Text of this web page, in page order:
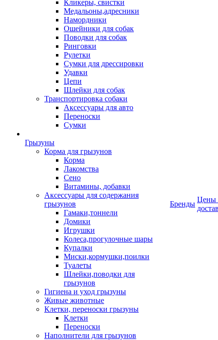
Кликеры, свистки
Медальоны,адресники
Намордники
Ошейники для собак
Поводки для собак
Ринговки
Рулетки
Сумки для дрессировки
Удавки
Цепи
Шлейки для собак
Транспортировка собаки
Аксессуары для авто
Переноски
Сумки
Грызуны
Корма для грызунов
Корма
Лакомства
Сено
Витамины, добавки
Аксессуары для содержания
грызунов
Гамаки,тоннели
Домики
Игрушки
Колеса,прогулочные шары
Купалки
Миски,кормушки,поилки
Туалеты
Шлейки,поводки для
грызунов
Гигиена и уход грызуны
Живые животные
Клетки, переноски грызуны
Клетки
Переноски
Наполнители для грызунов
Бренды
Цены